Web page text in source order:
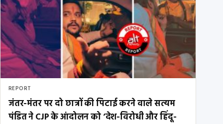
REPORT
जंतर-मंतर पर दो छात्रों की पिटाई करने वाले सत्यम
पंडित ने CJP के आंदोलन को ‘देश-विरोधी और हिंदू-